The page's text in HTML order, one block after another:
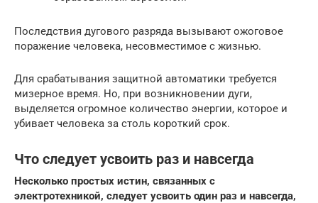
Последствия дугового разряда вызывают ожоговое
поражение человека, несовместимое с жизнью.
Для срабатывания защитной автоматики требуется
мизерное время. Но, при возникновении дуги,
выделяется огромное количество энергии, которое и
убивает человека за столь короткий срок.
Что следует усвоить раз и навсегда
Несколько простых истин, связанных с
электротехникой, следует усвоить один раз и навсегда,